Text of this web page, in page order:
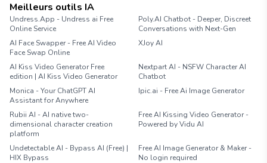
Meilleurs outils IA
Undress.App - Undress ai Free
Online Service
Poly.AI Chatbot - Deeper, Discreet
Conversations with Next-Gen
AI Face Swapper - Free AI Video
Face Swap Online
XJoy AI
AI Kiss Video Generator Free
edition | AI Kiss Video Generator
Nextpart AI - NSFW Character AI
Chatbot
Monica - Your ChatGPT AI
Assistant for Anywhere
Ipic.ai - Free Ai Image Generator
Rubii AI - AI native two-
dimensional character creation
platform
Free AI Kissing Video Generator -
Powered by Vidu AI
Undetectable AI - Bypass AI (Free) |
HIX Bypass
Free AI Image Generator & Maker -
No login required